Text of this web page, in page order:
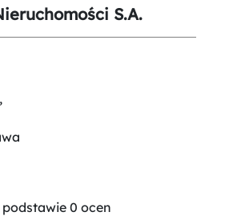
S.A.
podstawie 0 ocen